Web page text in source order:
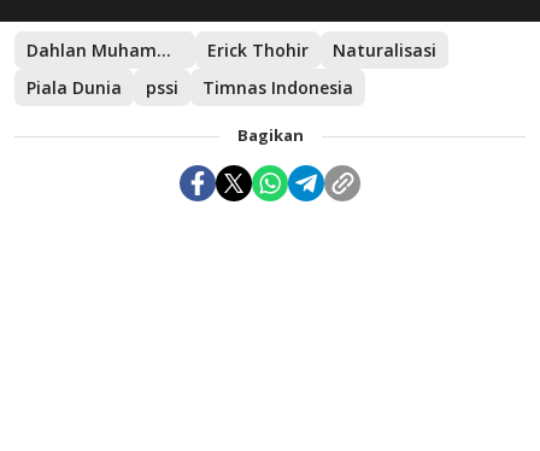
Dahlan Muhammad Erick Thohir
Naturalisasi
Piala Dunia
pssi Timnas Indonesia
Bagikan